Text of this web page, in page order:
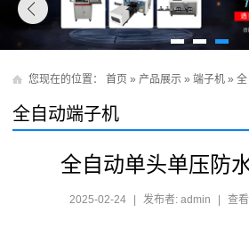
您现在的位置： 首页 » 产品展示 » 端子机 »
全自动端子机
全自动单头单压防
2025-02-24 | 发布者: admin | 查